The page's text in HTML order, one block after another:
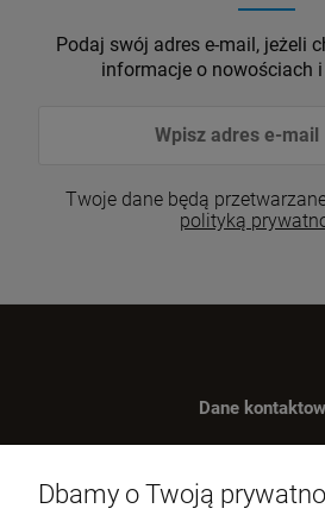
Podaj swój adres e-mail, jeżeli
informacje o nowościach
Twoje dane będą
polityką
Dane
ul. Wręczycka
42-202
Dbamy o Twoją